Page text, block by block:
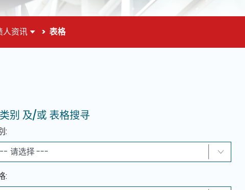
人资讯 表格
别 及/或 表格搜寻
:
: